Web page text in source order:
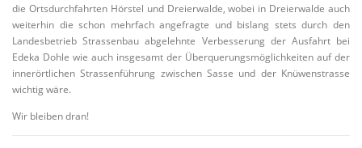
die Ortsdurchfahrten Hörstel und Dreierwalde, wobei in Dreierwalde auch
weiterhin die schon mehrfach angefragte und bislang stets durch den
Landesbetrieb Strassenbau abgelehnte Verbesserung der Ausfahrt bei
Edeka Dohle wie auch insgesamt der Überquerungsmöglichkeiten auf der
innerörtlichen Strassenführung zwischen Sasse und der Knüwenstrasse
wichtig wäre.
Wir bleiben dran!